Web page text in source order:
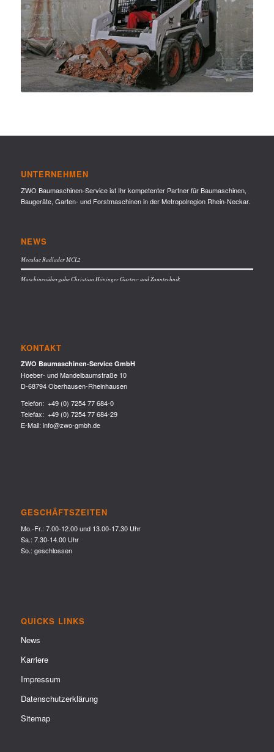
UNTERNEHMEN
ZWO Baumaschinen-Service ist Ihr kompetenter Partner für Baumaschinen,
Baugeräte, Garten- und Forstmaschinen in der Metropolregion Rhein-Neckar.
NEWS
Mecalac Radlader MCL2
Maschinenübergabe Christian Höninger Garten- und Zauntechnik
KONTAKT
ZWO Baumaschinen-Service GmbH
Hoeber- und Mandelbaumstraße 10
D-68794 Oberhausen-Rheinhausen
Telefon: +49 (0) 7254 77 684-0
Telefax: +49 (0) 7254 77 684-29
E-Mail: info@zwo-gmbh.de
GESCHÄFTSZEITEN
Mo.-Fr.: 7.00-12.00 und 13.00-17.30 Uhr
Sa.: 7.30-14.00 Uhr
So.: geschlossen
QUICKS LINKS
News
Karriere
Impressum
Datenschutzerklärung
Sitemap